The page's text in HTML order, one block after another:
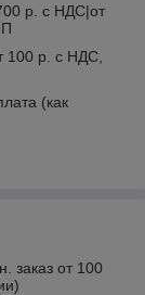
р. с НДС|от
100 р. с НДС,
(как
заказ от 100